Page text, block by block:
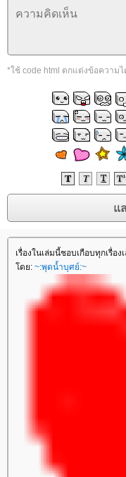
*ใช้ code html ตกแต่งข้อความ
เรื่องในเล่มนี้ชอบเกือบทุกเรื่อง
ดย: ~:พุดน้ำบุศย์:~